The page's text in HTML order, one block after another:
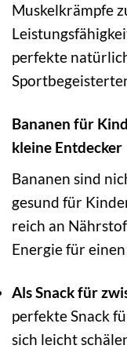
Muskelkrämpfe
perfekte
Bananen für
kleine Entdecker
Bananen sind
gesund für
reich an
Energie für
Als Snack für
perfekte Snack
sich leicht